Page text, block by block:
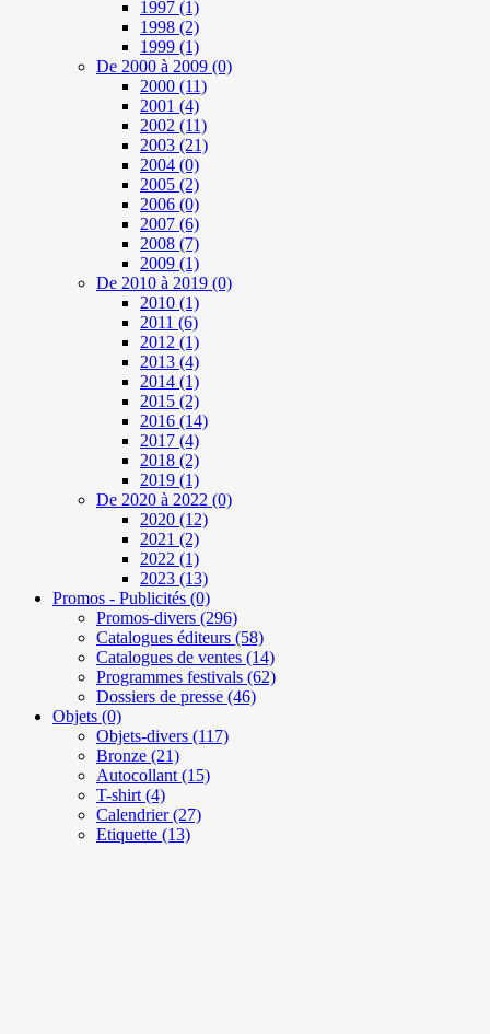
1997 (1)
1998 (2)
1999 (1)
De 2000 à 2009 (0)
2000 (11)
2001 (4)
2002 (11)
2003 (21)
2004 (0)
2005 (2)
2006 (0)
2007 (6)
2008 (7)
2009 (1)
De 2010 à 2019 (0)
2010 (1)
2011 (6)
2012 (1)
2013 (4)
2014 (1)
2015 (2)
2016 (14)
2017 (4)
2018 (2)
2019 (1)
De 2020 à 2022 (0)
2020 (12)
2021 (2)
2022 (1)
2023 (13)
Promos - Publicités (0)
Promos-divers (296)
Catalogues éditeurs (58)
Catalogues de ventes (14)
Programmes festivals (62)
Dossiers de presse (46)
Objets (0)
Objets-divers (117)
Bronze (21)
Autocollant (15)
T-shirt (4)
Calendrier(27)
Etiquette (13)